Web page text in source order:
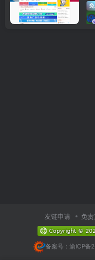
友链申请 免
备案号：渝ICP备